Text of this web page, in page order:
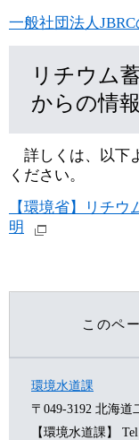
一般社団法人
リチウム
からの情
詳しくは、以下
ください。
【環境省】リチ
明
このペ
環境水道課
〒049-3192 北海道
【環境水道課】